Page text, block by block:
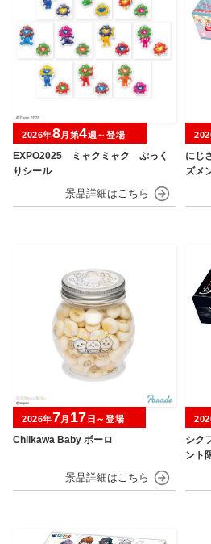
EXPO2025 ミャクミャク ぷっく
りシール
2026年8月第4週～登場
にじ
ズメ
Chiikawa Baby ボーロ
2026年7月 17 日～登場
シク
ント